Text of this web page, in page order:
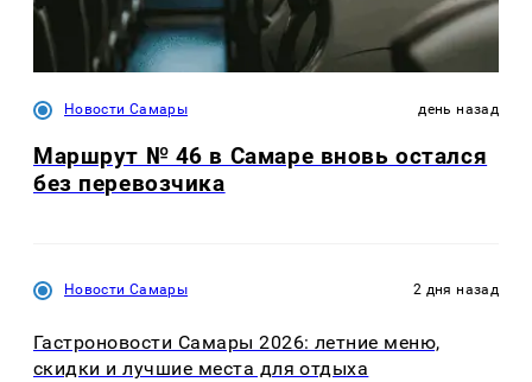
Новости Самары день назад
Маршрут № 46 в Самаре вновь остался
без перевозчика
Новости Самары 2 дня назад
Гастроновости Самары 2026: летние меню,
скидки и лучшие места для отдыха